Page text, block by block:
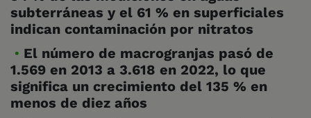
subterráneas y el 61 % en superficiales
indican contaminación por nitratos
El número de macrogranjas pasó de
1.569 en 2013 a 3.618 en 2022, lo que
significa un crecimiento del 135 % en
menos de diez años